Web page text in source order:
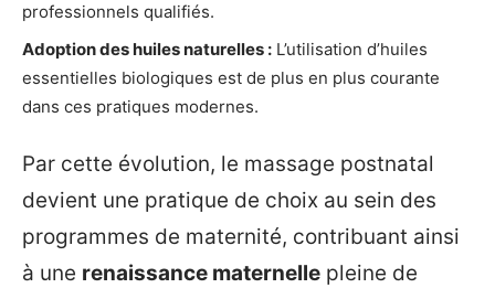
professionnels qualifiés.
Adoption des huiles naturelles : L’utilisation d’huiles
essentielles biologiques est de plus en plus courante
dans ces pratiques modernes.
Par cette évolution, le massage postnatal
devient une pratique de choix au sein des
programmes de maternité, contribuant ainsi
à une renaissance maternelle pleine de